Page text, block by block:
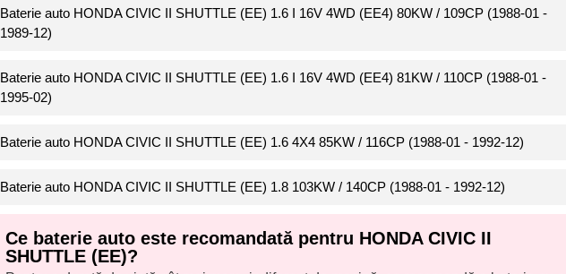
Baterie auto HONDA CIVIC II SHUTTLE (EE) 1.6 I 16V 4WD (EE4) 80KW / 109CP (1988-01 -
1989-12)
Baterie auto HONDA CIVIC II SHUTTLE (EE) 1.6 I 16V 4WD (EE4) 81KW / 110CP (1988-01 -
1995-02)
Baterie auto HONDA CIVIC II SHUTTLE (EE) 1.6 4X4 85KW / 116CP (1988-01 - 1992-12)
Baterie auto HONDA CIVIC II SHUTTLE (EE) 1.8 103KW / 140CP (1988-01 - 1992-12)
Ce baterie auto este recomandată pentru HONDA CIVIC II
SHUTTLE (EE)?